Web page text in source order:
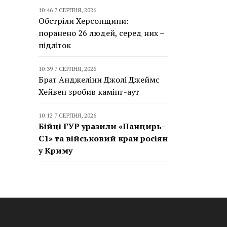
10:46 7 СЕРПНЯ, 2026
Обстріли Херсонщини:
поранено 26 людей, серед них –
підліток
10:39 7 СЕРПНЯ, 2026
Брат Анджеліни Джолі Джеймс
Хейвен зробив камінг-аут
10:12 7 СЕРПНЯ, 2026
Бійці ГУР уразили «Панцирь-
С1» та військовий кран росіян
у Криму